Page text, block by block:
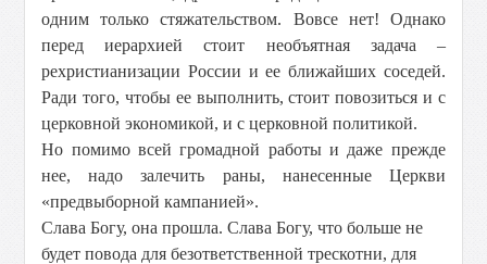
одним только стяжательством. Вовсе нет! Однако
перед иерархией стоит необъятная задача –
рехристианизации России и ее ближайших соседей.
Ради того, чтобы ее выполнить, стоит повозиться и с
церковной экономикой, и с церковной политикой.
Но помимо всей громадной работы и даже прежде
нее, надо залечить раны, нанесенные Церкви
«предвыборной кампанией».
Слава Богу, она прошла. Слава Богу, что больше не
будет повода для безответственной трескотни, для